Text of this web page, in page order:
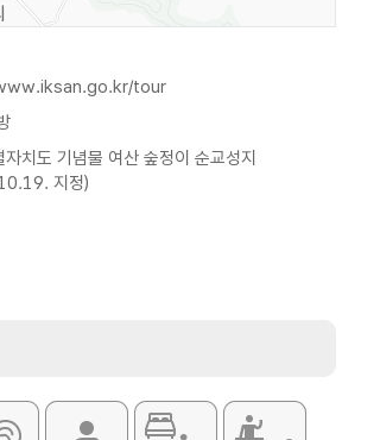
tour
자치도 기념물 여산 숲정이 순교성지
지정)